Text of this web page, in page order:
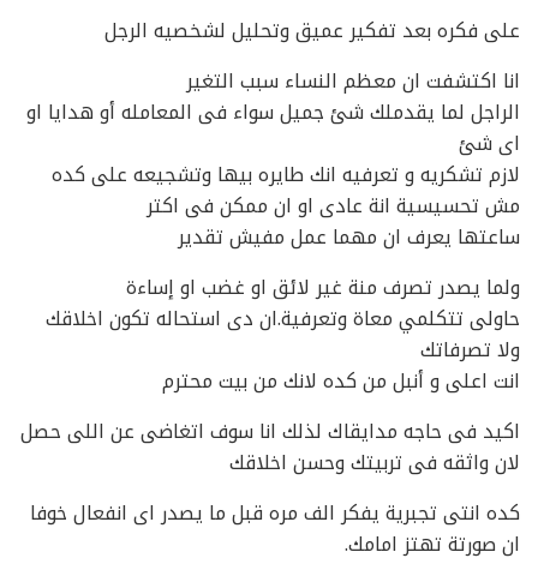
على فكره بعد تفكير عميق وتحليل لشخصيه الرجل
انا اكتشفت ان معظم النساء سبب التغير
الراجل لما يقدملك شئ جميل سواء فى المعامله أو هدايا او
اى شئ
لازم تشكريه و تعرفيه انك طايره بيها وتشجيعه على كده
مش تحسيسية انة عادى او ان ممكن فى اكتر
ساعتها يعرف ان مهما عمل مفيش تقدير
ولما يصدر تصرف منة غير لائق او غضب او إساءة
حاولى تتكلمي معاة وتعرفية.ان دى استحاله تكون اخلاقك
ولا تصرفاتك
انت اعلى و أنبل من كده لانك من بيت محترم
اكيد فى حاجه مدايقاك لذلك انا سوف اتغاضى عن اللى حصل
لان واثقه فى تربيتك وحسن اخلاقك
كده انتى تجبرية يفكر الف مره قبل ما يصدر اى انفعال خوفا
ان صورتة تهتز امامك.